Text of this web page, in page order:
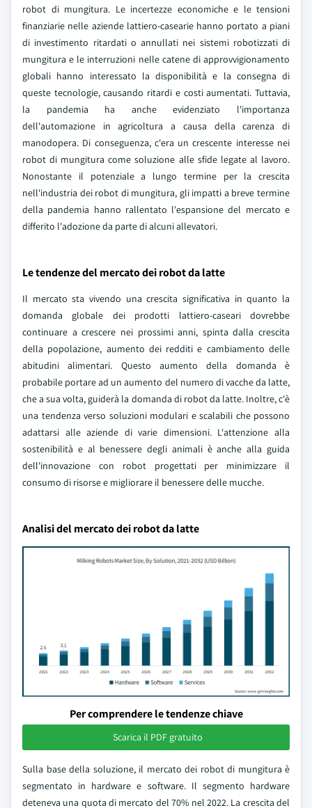
robot di mungitura. Le incertezze economiche e le tensioni
finanziarie nelle aziende lattiero-casearie hanno portato a piani
di investimento ritardati o annullati nei sistemi robotizzati di
mungitura e le interruzioni nelle catene di approvvigionamento
globali hanno interessato la disponibilità e la consegna di
queste tecnologie, causando ritardi e costi aumentati. Tuttavia,
la pandemia ha anche evidenziato l'importanza
dell'automazione in agricoltura a causa della carenza di
manodopera. Di conseguenza, c'era un crescente interesse nei
robot di mungitura come soluzione alle sfide legate al lavoro.
Nonostante il potenziale a lungo termine per la crescita
nell'industria dei robot di mungitura, gli impatti a breve termine
della pandemia hanno rallentato l'espansione del mercato e
differito l'adozione da parte di alcuni allevatori.
Le tendenze del mercato dei robot da latte
Il mercato sta vivendo una crescita significativa in quanto la
domanda globale dei prodotti lattiero-caseari dovrebbe
continuare a crescere nei prossimi anni, spinta dalla crescita
della popolazione, aumento dei redditi e cambiamento delle
abitudini alimentari. Questo aumento della domanda è
probabile portare ad un aumento del numero di vacche da latte,
che a sua volta, guiderà la domanda di robot da latte. Inoltre, c'è
una tendenza verso soluzioni modulari e scalabili che possono
adattarsi alle aziende di varie dimensioni. L'attenzione alla
sostenibilità e al benessere degli animali è anche alla guida
dell'innovazione con robot progettati per minimizzare il
consumo di risorse e migliorare il benessere delle mucche.
Analisi del mercato dei robot da latte
Per comprendere le tendenze chiave
Scarica il PDF gratuito
Sulla base della soluzione, il mercato dei robot di mungitura è
segmentato in hardware e software. Il segmento hardware
deteneva una quota di mercato del 70% nel 2022. La crescita del